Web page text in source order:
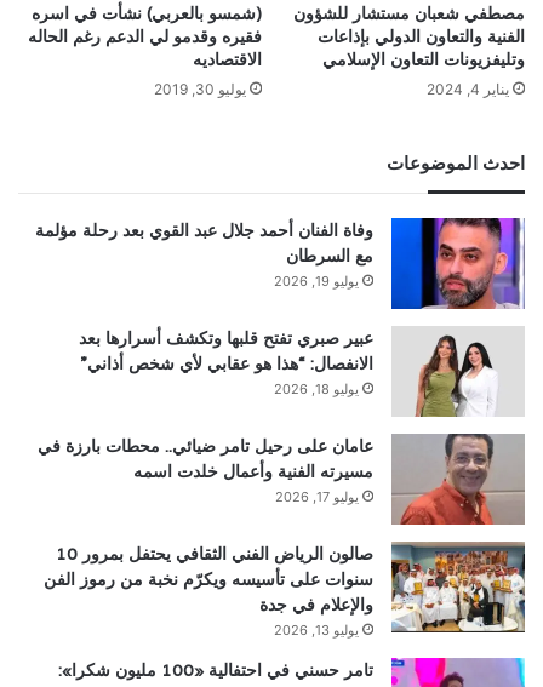
مصطفي شعبان مستشار للشؤون
الفنية والتعاون الدولي بإذاعات
وتليفزيونات التعاون الإسلامي
يناير 4, 2024
(شمسو بالعربي) نشأت في اسره
فقيره وقدمو لي الدعم رغم الحاله
الاقتصاديه
يوليو 30, 2019
احدث الموضوعات
وفاة الفنان أحمد جلال عبد القوي بعد رحلة مؤلمة
مع السرطان
يوليو 19, 2026
عبير صبري تفتح قلبها وتكشف أسرارها بعد
الانفصال: “هذا هو عقابي لأي شخص أذاني”
يوليو 18, 2026
عامان على رحيل تامر ضيائي.. محطات بارزة في
مسيرته الفنية وأعمال خلدت اسمه
يوليو 17, 2026
صالون الرياض الفني الثقافي يحتفل بمرور 10
سنوات على تأسيسه ويكرّم نخبة من رموز الفن
والإعلام في جدة
يوليو 13, 2026
تامر حسني في احتفالية «100 مليون شكرا»: